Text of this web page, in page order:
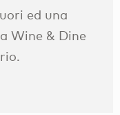
ed una
Wine & Dine